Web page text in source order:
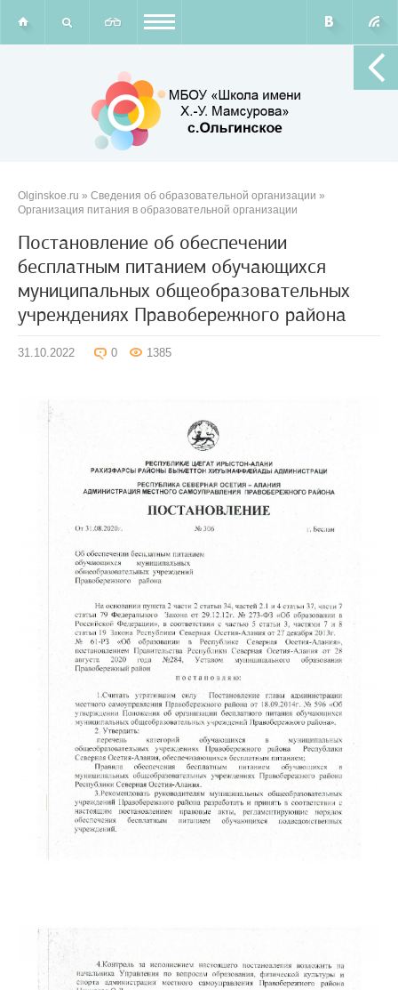
Olginskoe.ru » Сведения об образовательной организации »
Организация питания в образовательной организации
Постановление об обеспечении
бесплатным питанием обучающихся
муниципальных общеобразовательных
учреждениях Правобережного района
31.10.2022 0 1385